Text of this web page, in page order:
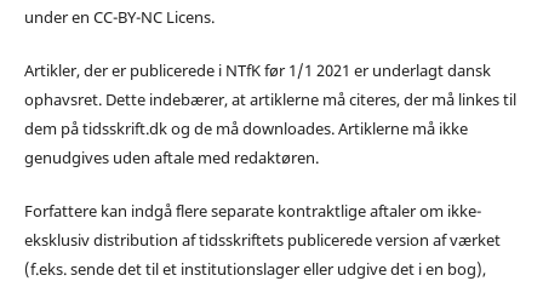
under en CC-BY-NC Licens.
Artikler, der er publicerede i NTfK før 1/1 2021 er underlagt dansk
ophavsret. Dette indebærer, at artiklerne må citeres, der må linkes til
dem på tidsskrift.dk og de må downloades. Artiklerne må ikke
genudgives uden aftale med redaktøren.
Forfattere kan indgå flere separate kontraktlige aftaler om ikke-
eksklusiv distribution af tidsskriftets publicerede version af værket
(f.eks. sende det til et institutionslager eller udgive det i en bog),